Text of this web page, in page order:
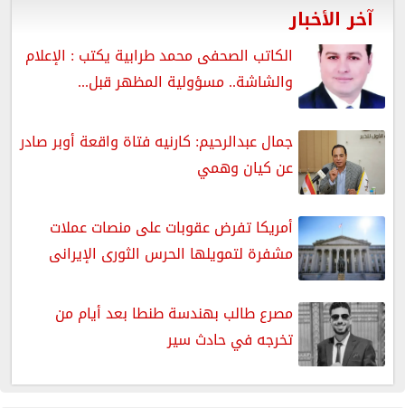
آخر الأخبار
الكاتب الصحفى محمد طرابية يكتب : الإعلام
والشاشة.. مسؤولية المظهر قبل...
جمال عبدالرحيم: كارنيه فتاة واقعة أوبر صادر
عن كيان وهمي
أمريكا تفرض عقوبات على منصات عملات
مشفرة لتمويلها الحرس الثورى الإيرانى
مصرع طالب بهندسة طنطا بعد أيام من
تخرجه في حادث سير